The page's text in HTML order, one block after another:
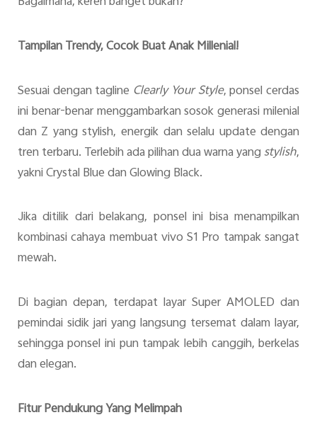
Tampilan Trendy, Cocok Buat Anak Millenial!
Sesuai dengan tagline Clearly Your Style, ponsel cerdas
ini benar-benar menggambarkan sosok generasi milenial
dan Z yang stylish, energik dan selalu update dengan
tren terbaru. Terlebih ada pilihan dua warna yang stylish,
yakni Crystal Blue dan Glowing Black.
Jika ditilik dari belakang, ponsel ini bisa menampilkan
kombinasi cahaya membuat vivo S1 Pro tampak sangat
mewah.
Di bagian depan, terdapat layar Super AMOLED dan
pemindai sidik jari yang langsung tersemat dalam layar,
sehingga ponsel ini pun tampak lebih canggih, berkelas
dan elegan.
Fitur Pendukung Yang Melimpah